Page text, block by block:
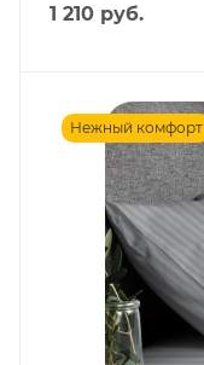
1 210 руб.
Нежный комфорт